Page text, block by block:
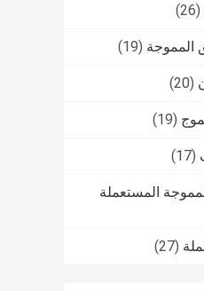
(26)
المموجة (19)
(20)
(19)
(17)
المستعملة
(27)